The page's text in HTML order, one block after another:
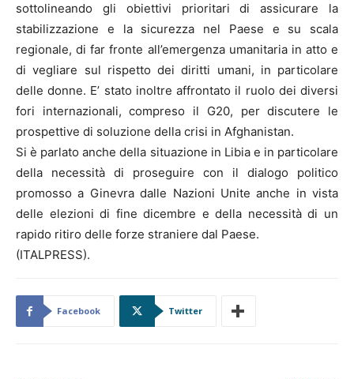
sottolineando gli obiettivi prioritari di assicurare la
stabilizzazione e la sicurezza nel Paese e su scala
regionale, di far fronte all’emergenza umanitaria in atto e
di vegliare sul rispetto dei diritti umani, in particolare
delle donne. E’ stato inoltre affrontato il ruolo dei diversi
fori internazionali, compreso il G20, per discutere le
prospettive di soluzione della crisi in Afghanistan.
Si è parlato anche della situazione in Libia e in particolare
della necessità di proseguire con il dialogo politico
promosso a Ginevra dalle Nazioni Unite anche in vista
delle elezioni di fine dicembre e della necessità di un
rapido ritiro delle forze straniere dal Paese.
(ITALPRESS).
Facebook Twitter